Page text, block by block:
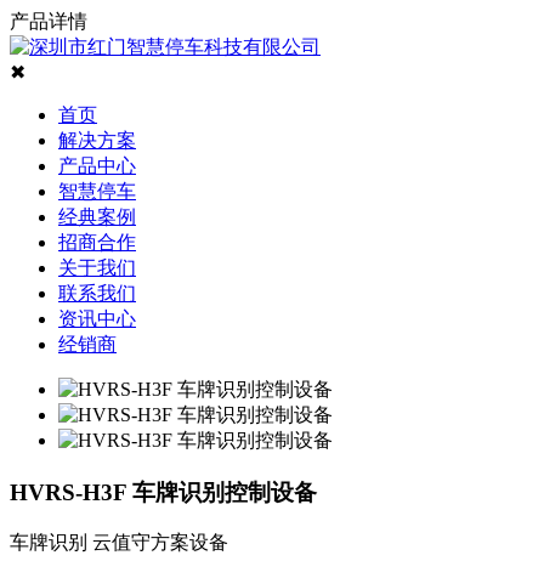
产品详情
✖
首页
解决方案
产品中心
智慧停车
经典案例
招商合作
关于我们
联系我们
资讯中心
经销商
HVRS-H3F 车牌识别控制设备
车牌识别 云值守方案设备